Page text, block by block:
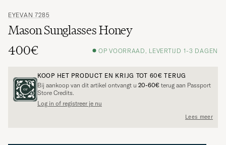
EYEVAN 7285
Mason Sunglasses Honey
400€
OP VOORRAAD, LEVERTIJD 1-3 DAGEN
KOOP HET PRODUCT EN KRIJG TOT 60€ TERUG
Bij aankoop van dit artikel ontvangt u 20-60€ terug aan Passport
Store Credits.
Log in of registreer je nu
Lees meer